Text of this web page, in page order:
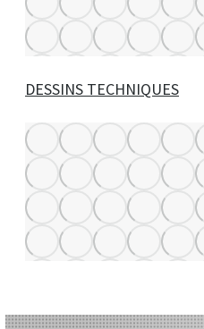
DESSINS TECHNIQUES